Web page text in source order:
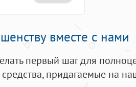
вместе с нами
первый шаг для
придагаемые на